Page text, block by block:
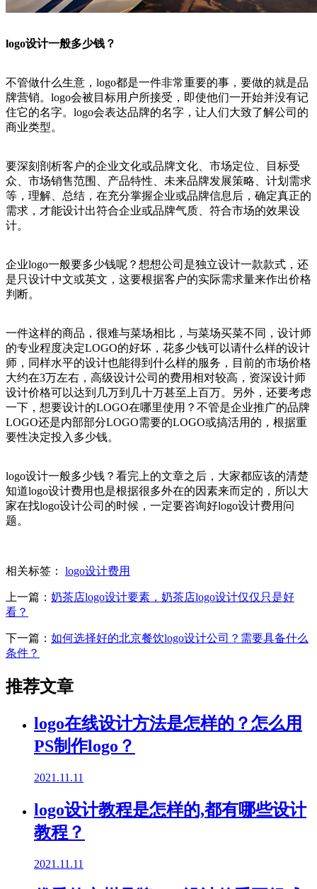
logo设计一般多少钱？
不管做什么生意，logo都是一件非常重要的事，要做的就是品
牌营销。logo会被目标用户所接受，即使他们一开始并没有记
住它的名字。logo会表达品牌的名字，让人们大致了解公司的
商业类型。
要深刻剖析客户的企业文化或品牌文化、市场定位、目标受
众、市场销售范围、产品特性、未来品牌发展策略、计划需求
等，理解、总结，在充分掌握企业或品牌信息后，确定真正的
需求，才能设计出符合企业或品牌气质、符合市场的效果设
计。
企业logo一般要多少钱呢？想想公司是独立设计一款款式，还
是只设计中文或英文，这要根据客户的实际需求量来作出价格
判断。
一件这样的商品，很难与菜场相比，与菜场买菜不同，设计师
的专业程度决定LOGO的好坏，花多少钱可以请什么样的设计
师，同样水平的设计也能得到什么样的服务，目前的市场价格
大约在3万左右，高级设计公司的费用相对较高，资深设计师
设计价格可以达到几万到几十万甚至上百万。另外，还要考虑
一下，想要设计的LOGO在哪里使用？不管是企业推广的品牌
LOGO还是内部部分LOGO需要的LOGO或搞活用的，根据重
要性决定投入多少钱。
logo设计一般多少钱？看完上的文章之后，大家都应该的清楚
知道logo设计费用也是根据很多外在的因素来而定的，所以大
家在找logo设计公司的时候，一定要咨询好logo设计费用问
题。
相关标签： logo设计费用
上一篇： 奶茶店logo设计要素，奶茶店logo设计仅仅只是好
看？
下一篇： 如何选择好的北京餐饮logo设计公司？需要具备什么
条件？
推荐文章
logo在线设计方法是怎样的？怎么用
PS制作logo？
2021.11.11
logo设计教程是怎样的,都有哪些设计
教程？
2021.11.11